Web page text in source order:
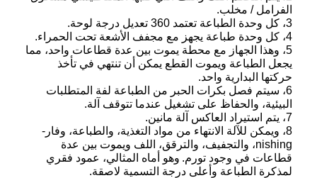
الفرامل / مخلب.
3، كل وحدة الطباعة تعتمد 360 تعديل درجة لوحة.
4، كل وحدة طباعة يجهز مع مجفف الأشعة تحت الحمراء.
5، وهذا الجهاز مع محطة يموت بين عدة قطاعات واحد، مما
يجعل الطباعة ويموت القطع يمكن أن تنتهي في تأخذ
حركتها البدارية واحد.
6، سيتم فصل بكرات الحبر من الطباعة لفة المتطلبات
البيئية، والحفاظ على تشغيل عندما تتوقف آلة.
7، يتم استيراد العاكس آلة مانين.
8، ويمكن للآلة الانتهاء من مواد التغذية، والطباعة، وفار-
nishing، والتجفيف، والترقق، اللف ويموت بين عدة
قطاعات في وجود تورم. وهو أماه المثالي، عمود فقري
لمذكرة الطباعة وأعلى درجة التسمية لاصقة.